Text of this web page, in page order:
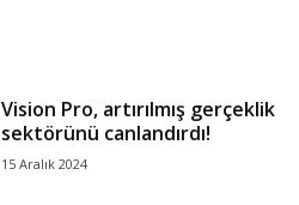
Vision Pro, artırılmış gerçeklik
sektörünü canlandırdı!
15 Aralık 2024